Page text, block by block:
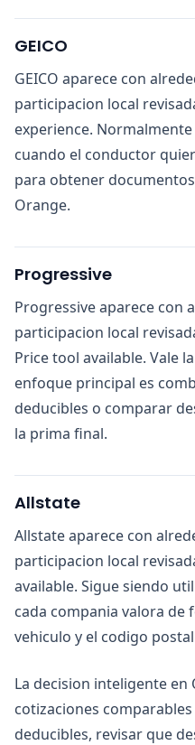
GEICO
GEICO aparece con
participacion local
experience.
cuando el conductor
para obtener
Orange.
Progressive
Progressive aparece con
participacion local
Price tool available. Vale
enfoque principal es
deducibles o comparar
la prima final.
Allstate
Allstate aparece con
participacion local
available. Sigue siendo
cada compania valora
vehiculo y el codigo
La decision inteligente en
cotizaciones
deducibles, revisar que